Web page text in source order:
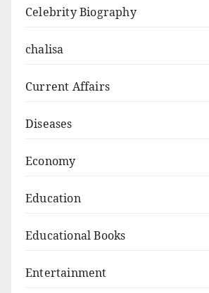
Celebrity Biography
chalisa
Current Affairs
Diseases
Economy
Education
Educational Books
Entertainment